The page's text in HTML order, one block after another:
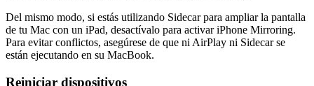
Del mismo modo, si estás utilizando Sidecar para ampliar la pantalla
de tu Mac con un iPad, desactívalo para activar iPhone Mirroring.
Para evitar conflictos, asegúrese de que ni AirPlay ni Sidecar se
están ejecutando en su MacBook.
Reiniciar dispositivos